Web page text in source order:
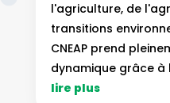
l'agriculture, de
transitions
CNEAP prend
dynamique grâce à
lire plus